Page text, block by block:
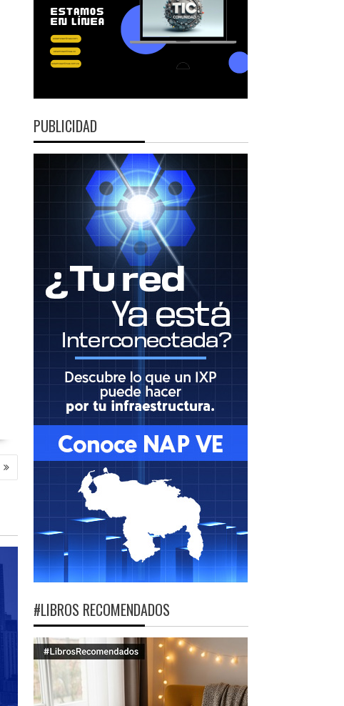
PUBLICIDAD
#LIBROS RECOMENDADOS